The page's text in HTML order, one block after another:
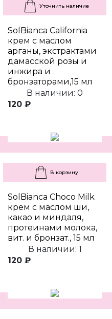
Уточнить наличие
SolBianca California
крем с маслом
арганы, экстрактами
дамасской розы и
инжира и
бронзаторами,15 мл
В наличии: 0
120 ₽
В корзину
SolBianca Choco Milk
крем с маслом ши,
какао и миндаля,
протеинами молока,
вит. и бронзат., 15 мл
В наличии: 1
120 ₽